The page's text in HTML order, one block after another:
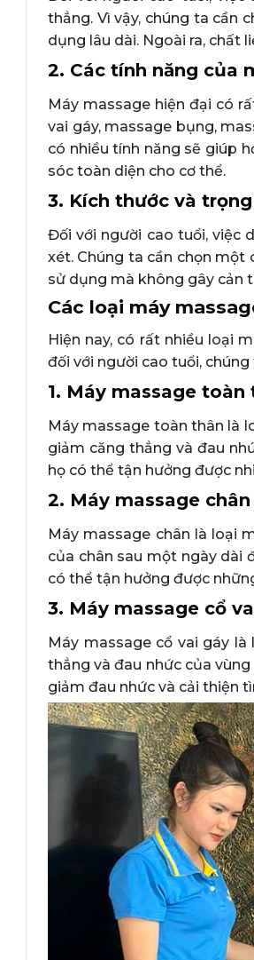
thẳng. Vì vậy, chúng ta cần
dụng lâu dài. Ngoài ra, chất
2. Các tính năng của
Máy massage hiện đại có
vai gáy, massage bụng,
có nhiều tính năng sẽ giúp
sóc toàn diện cho cơ thể.
3. Kích thước và
Đối với người cao tuổi, việc
xét. Chúng ta cần chọn một
sử dụng mà không gây cản
Các loại máy
Hiện nay, có rất nhiều loại
đối với người cao tuổi,
1. Máy massage toàn
Máy massage toàn thân là
giảm căng thẳng và đau
họ có thể tận hưởng được
2. Máy massage chân
Máy massage chân là loại
của chân sau một ngày dài
có thể tận hưởng được
3. Máy massage cổ
Máy massage cổ vai gáy
thẳng và đau nhức của
giảm đau nhức và cải thiện